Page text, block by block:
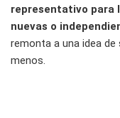
representativo para
nuevas o
remonta a una idea de
menos.